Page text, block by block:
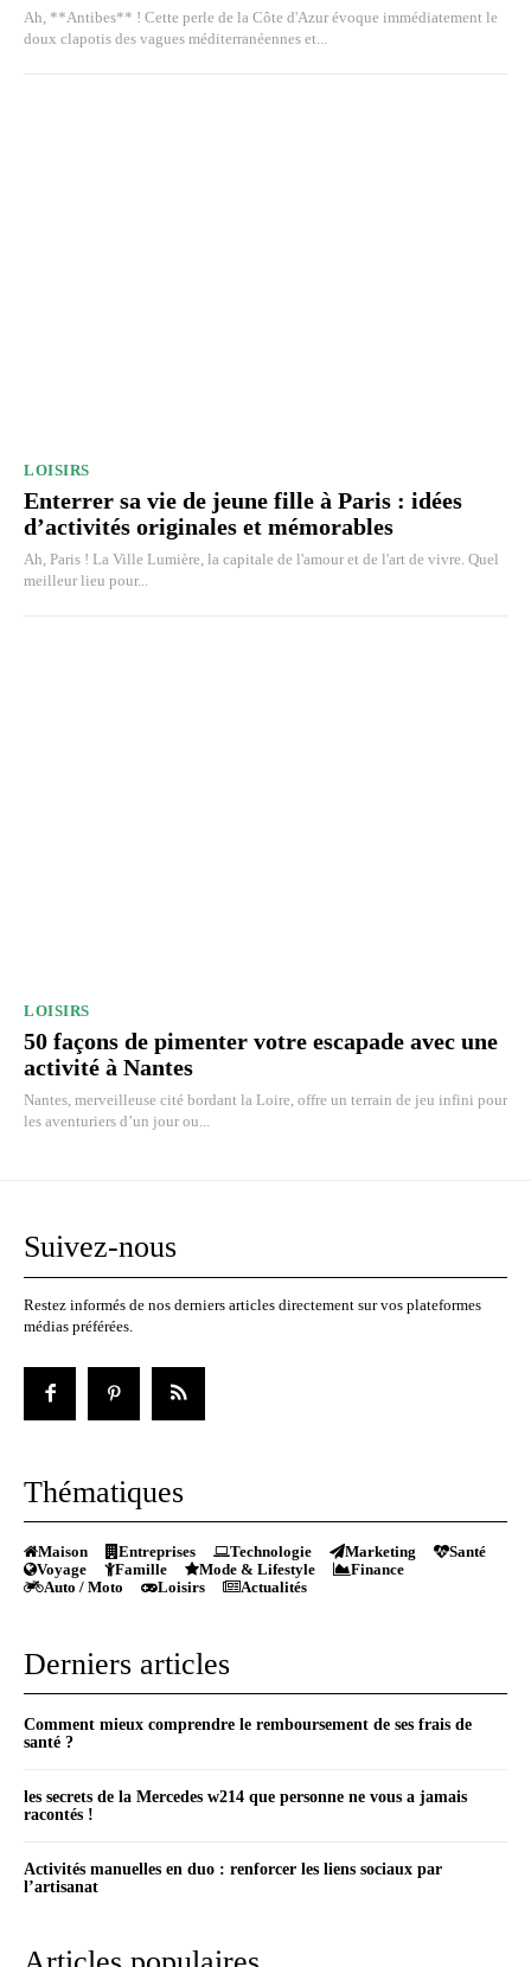
Ah, **Antibes** ! Cette perle de la Côte d'Azur évoque immédiatement le
doux clapotis des vagues méditerranéennes et...
LOISIRS
Enterrer sa vie de jeune fille à Paris : idées
d’activités originales et mémorables
Ah, Paris ! La Ville Lumière, la capitale de l'amour et de l'art de vivre. Quel
meilleur lieu pour...
LOISIRS
50 façons de pimenter votre escapade avec une
activité à Nantes
Nantes, merveilleuse cité bordant la Loire, offre un terrain de jeu infini pour
les aventuriers d’un jour ou...
Suivez-nous
Restez informés de nos derniers articles directement sur vos plateformes
médias préférées.
Thématiques
Maison Entreprises Technologie Marketing
Santé
Voyage
Famille Mode & Lifestyle
Finance
Auto / Moto
Loisirs Actualités
Derniers articles
Comment mieux comprendre le remboursement de ses frais de
santé ?
les secrets de la Mercedes w214 que personne ne vous a jamais
racontés !
Activités manuelles en duo : renforcer les liens sociaux par
l’artisanat